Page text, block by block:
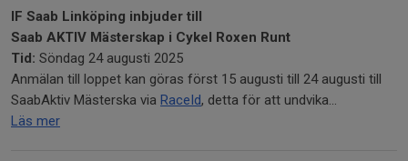
IF Saab Linköping inbjuder till
Saab AKTIV Mästerskap i Cykel Roxen Runt
Tid: Söndag 24 augusti 2025
Anmälan till loppet kan göras först 15 augusti till 24 augusti till
SaabAktiv Mästerska via RaceId, detta för att undvika...
Läs mer